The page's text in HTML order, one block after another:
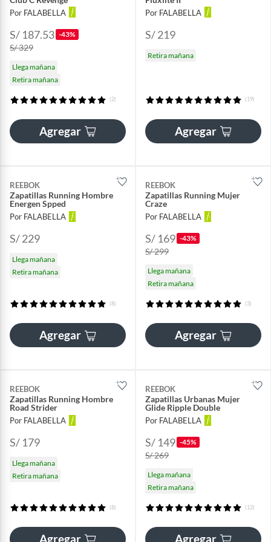
Por FALABELLA
S/ 187.53 -43%
S/ 329
Llega mañana
Retira mañana
(2)
Agregar
Por FALABELLA
S/ 219
Retira mañana
(19)
Agregar
REEBOK
Zapatillas Running Hombre
Energen Spped
Por FALABELLA
S/ 229
Llega mañana
Retira mañana
(8)
Agregar
REEBOK
Zapatillas Running Mujer
Craze
Por FALABELLA
S/ 169 -43%
S/ 299
Llega mañana
Retira mañana
(3)
Agregar
REEBOK
Zapatillas Running Hombre
Road Strider
Por FALABELLA
S/ 179
Llega mañana
Retira mañana
(8)
Agregar
REEBOK
Zapatillas Urbanas Mujer
Glide Ripple Double
Por FALABELLA
S/ 149 -45%
S/ 269
Llega mañana
Retira mañana
(12)
Agregar